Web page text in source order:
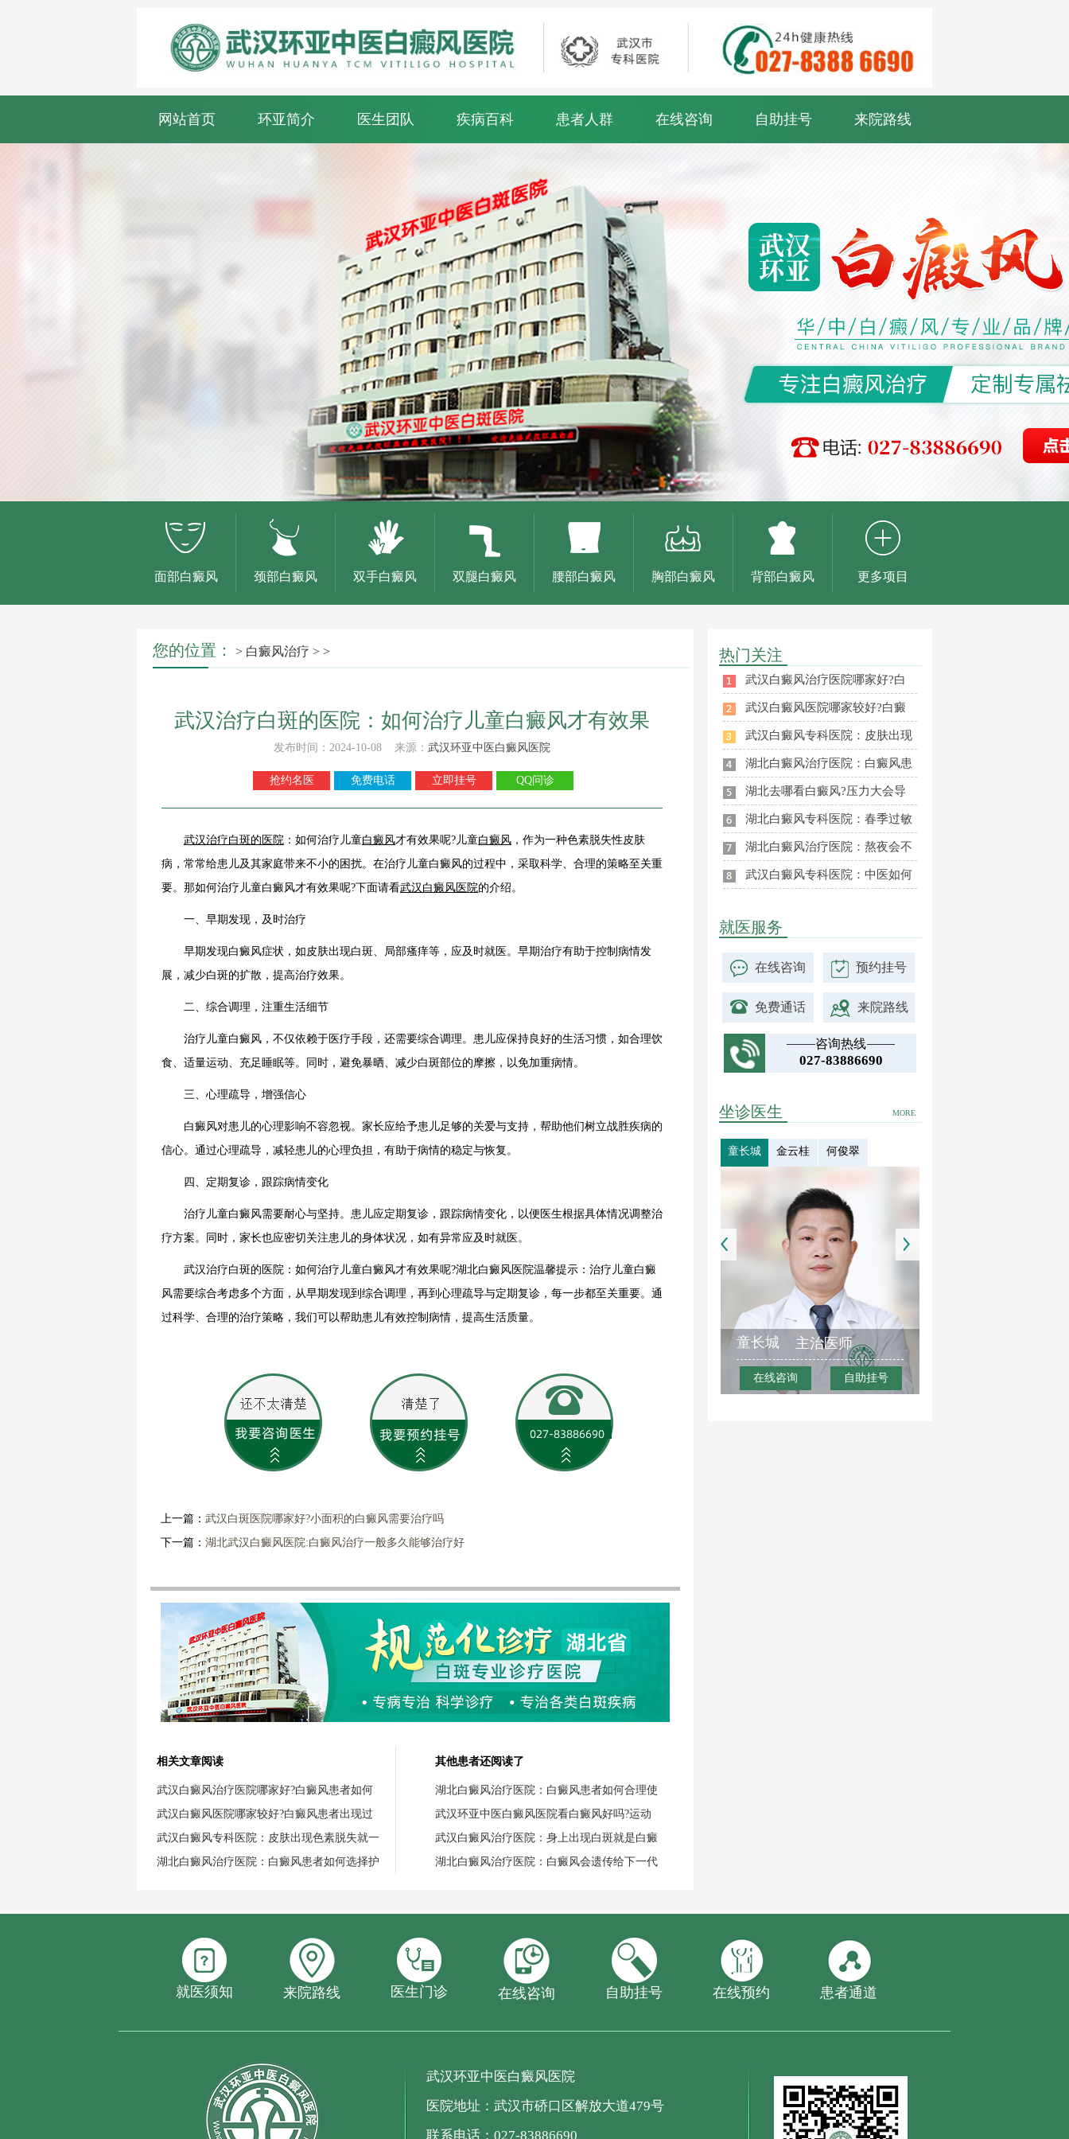
网站首页 环亚简介 医生团队 疾病百科 患者人群 在线咨询 自助挂号 来院路线
面部白癜风 颈部白癜风 双手白癜风 双腿白癜风 腰部白癜风 胸部白癜风 背部白癜风 更多项目
您的位置： > 白癜风治疗 > >
武汉治疗白斑的医院：如何治疗儿童白癜风才有效果
发布时间：2024-10-08 来源： 武汉环亚中医白癜风医院
抢约名医 免费电话 立即挂号 QQ问诊
武汉治疗白斑的医院 ：如何治疗儿童白癜风才有效果呢?儿童白癜风 ，作为一种色素脱失性皮肤
病，常常给患儿及其家庭带来不小的困扰。在治疗儿童白癜风的过程中，采取科学、合理的策略至关重
要。那如何治疗儿童白癜风才有效果呢?下面请看武汉白癜风医院的介绍。
一、早期发现，及时治疗
早期发现白癜风症状，如皮肤出现白斑、局部瘙痒等，应及时就医。早期治疗有助于控制病情发
展，减少白斑的扩散，提高治疗效果。
二、综合调理，注重生活细节
治疗儿童白癜风，不仅依赖于医疗手段，还需要综合调理。患儿应保持良好的生活习惯，如合理饮
食、适量运动、充足睡眠等。同时，避免暴晒、减少白斑部位的摩擦，以免加重病情。
三、心理疏导，增强信心
白癜风对患儿的心理影响不容忽视。家长应给予患儿足够的关爱与支持，帮助他们树立战胜疾病的
信心。通过心理疏导，减轻患儿的心理负担，有助于病情的稳定与恢复。
四、定期复诊，跟踪病情变化
治疗儿童白癜风需要耐心与坚持。患儿应定期复诊，跟踪病情变化，以便医生根据具体情况调整治
疗方案。同时，家长也应密切关注患儿的身体状况，如有异常应及时就医。
武汉治疗白斑的医院：如何治疗儿童白癜风才有效果呢?湖北白癜风医院温馨提示：治疗儿童白癜
风需要综合考虑多个方面，从早期发现到综合调理，再到心理疏导与定期复诊，每一步都至关重要。通
过科学、合理的治疗策略，我们可以帮助患儿有效控制病情，提高生活质量。
上一篇： 武汉白斑医院哪家好?小面积的白癜风需要治疗吗
下一篇： 湖北武汉白癜风医院:白癜风治疗一般多久能够治疗好
相关文章阅读
武汉白癜风治疗医院哪家好?白癜风患者如何
武汉白癜风医院哪家较好?白癜风患者出现过
武汉白癜风专科医院：皮肤出现色素脱失就一
湖北白癜风治疗医院：白癜风患者如何选择护
其他患者还阅读了
湖北白癜风治疗医院：白癜风患者如何合理使
武汉环亚中医白癜风医院看白癜风好吗?运动
武汉白癜风治疗医院：身上出现白斑就是白癜
湖北白癜风治疗医院：白癜风会遗传给下一代
热门关注
武汉白癜风治疗医院哪家好?白
武汉白癜风医院哪家较好?白癜
武汉白癜风专科医院：皮肤出现
湖北白癜风治疗医院：白癜风患
湖北去哪看白癜风?压力大会导
湖北白癜风专科医院：春季过敏
湖北白癜风治疗医院：熬夜会不
武汉白癜风专科医院：中医如何
就医服务
在线咨询 预约挂号
免费通话 来院路线
咨询热线
027-83886690
MORE
坐诊医生
童长城 金云桂 何俊翠
童长城 主治医师
在线咨询 自助挂号
就医须知 来院路线 医生门诊 在线咨询 自助挂号 在线预约 患者通道
武汉环亚中医白癜风医院
医院地址：武汉市硚口区解放大道479号
联系电话：027-83886690